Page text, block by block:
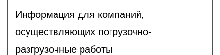
Информация для компаний,
осуществляющих погрузочно-
разгрузочные работы